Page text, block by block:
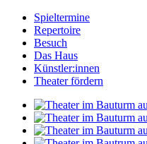
Spieltermine
Repertoire
Besuch
Das Haus
Künstler:innen
Theater fördern